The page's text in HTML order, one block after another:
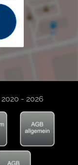
- 2026